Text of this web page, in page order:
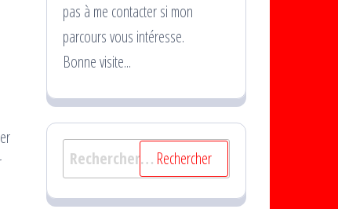
pas à me contacter si mon
parcours vous intéresse.
Bonne visite...
Rechercher :